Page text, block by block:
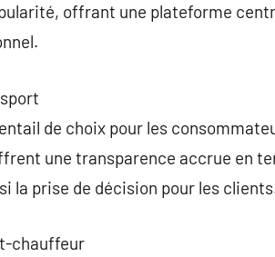
offrant une plateforme
de choix pour les
une transparence accrue en
la prise de décision pour les
chauffeur